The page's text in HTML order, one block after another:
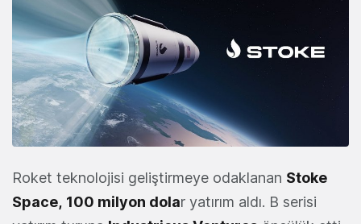
Roket teknolojisi geliştirmeye odaklanan Stoke
Space, 100 milyon dolar yatırım aldı. B serisi